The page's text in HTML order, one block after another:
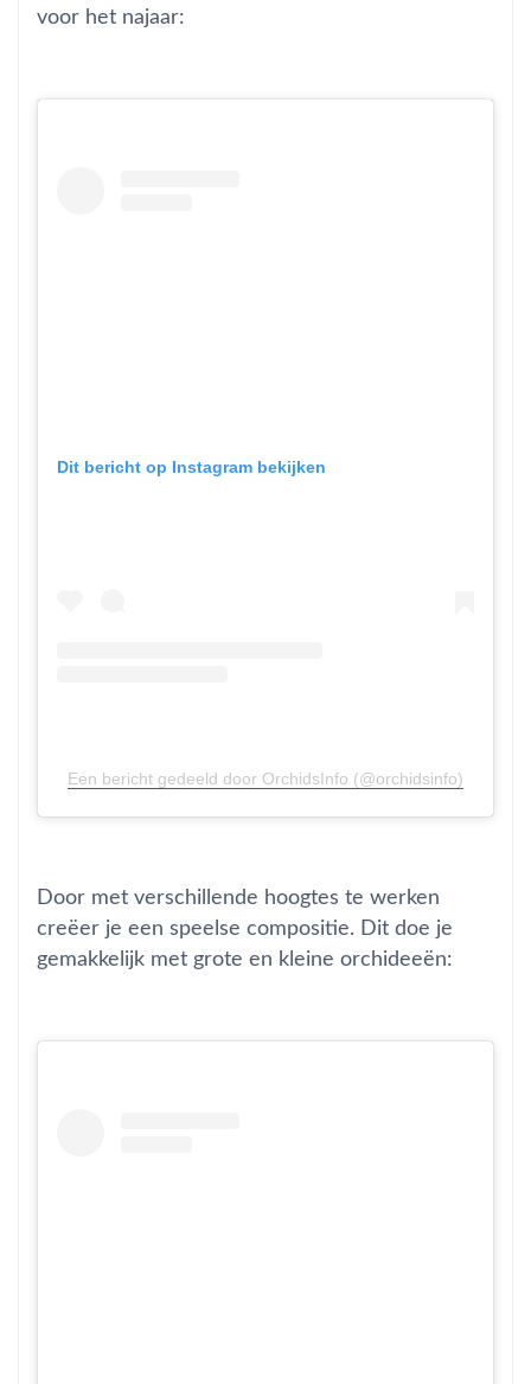
voor het najaar:
Dit bericht op Instagram bekijken
Een bericht gedeeld door OrchidsInfo (@orchidsinfo)
Door met verschillende hoogtes te werken
creëer je een speelse compositie. Dit doe je
gemakkelijk met grote en kleine orchideeën: